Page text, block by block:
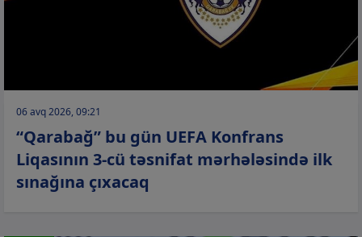
06 avq 2026, 09:21
“Qarabağ” bu gün UEFA Konfrans
Liqasının 3-cü təsnifat mərhələsində ilk
sınağına çıxacaq